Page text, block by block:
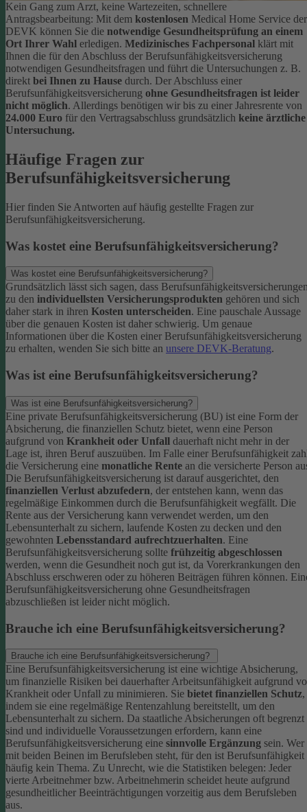
Kein Gang zum Arzt, keine Wartezeiten, schnellere
Antragsbearbeitung: Mit dem kostenlosen Medical Home Service der
DEVK können Sie die notwendige Gesundheitsprüfung an einem
Ort Ihrer Wahl erledigen. Medizinisches Fachpersonal klärt mit
Ihnen die für den Abschluss der Berufsunfähigkeitsversicherung
notwendigen Gesundheitsfragen und führt die Untersuchungen z. B.
direkt bei Ihnen zu Hause durch. Der Abschluss einer
Berufsunfähigkeitsversicherung ohne Gesundheitsfragen ist leider
nicht möglich. Allerdings benötigen wir bis zu einer Jahresrente von
24.000 Euro für den Vertragsabschluss grundsätzlich keine ärztliche
Untersuchung.
Häufige Fragen zur
Berufsunfähigkeitsversicherung
Hier finden Sie Antworten auf häufig gestellte Fragen zur
Berufsunfähigkeitsversicherung.
Was kostet eine Berufsunfähigkeitsversicherung?
Was kostet eine Berufsunfähigkeitsversicherung?
Grundsätzlich lässt sich sagen, dass
zu den individuellsten Versicherungsprodukten gehören und sich
daher stark in ihren Kosten unterscheiden. Eine pauschale Aussage
über die genauen Kosten ist daher schwierig. Um genaue
Informationen über die Kosten einer Berufsunfähigkeitsversicherung
zu erhalten, wenden Sie sich bitte an unsere DEVK-Beratung.
Was ist eine Berufsunfähigkeitsversicherung?
Was ist eine Berufsunfähigkeitsversicherung?
Eine private Berufsunfähigkeitsversicherung (BU) ist eine Form der
Absicherung, die finanziellen Schutz bietet, wenn eine Person
aufgrund von Krankheit oder Unfall dauerhaft nicht mehr in der
Lage ist, ihren Beruf auszuüben. Im Falle einer Berufsunfähigkeit
die Versicherung eine monatliche Rente an die versicherte Person
Die Berufsunfähigkeitsversicherung ist darauf ausgerichtet, den
finanziellen Verlust abzufedern, der entstehen kann, wenn das
regelmäßige Einkommen durch die Berufsunfähigkeit wegfällt. Die
Rente aus der Versicherung kann verwendet werden, um den
Lebensunterhalt zu sichern, laufende Kosten zu decken und den
gewohnten Lebensstandard aufrechtzuerhalten. Eine
Berufsunfähigkeitsversicherung sollte frühzeitig abgeschlossen
werden, wenn die Gesundheit noch gut ist, da Vorerkrankungen den
Abschluss erschweren oder zu höheren Beiträgen führen können.
Berufsunfähigkeitsversicherung ohne Gesundheitsfragen
abzuschließen ist leider nicht möglich.
Brauche ich eine Berufsunfähigkeitsversicherung?
Brauche ich eine Berufsunfähigkeitsversicherung?
Eine Berufsunfähigkeitsversicherung ist eine wichtige Absicherung,
um finanzielle Risiken bei dauerhafter Arbeitsunfähigkeit aufgrund
Krankheit oder Unfall zu minimieren. Sie bietet finanziellen Schutz,
indem sie eine regelmäßige Rentenzahlung bereitstellt, um den
Lebensunterhalt zu sichern. Da staatliche Absicherungen oft begrenzt
sind und individuelle Voraussetzungen erfordern, kann eine
Berufsunfähigkeitsversicherung eine sinnvolle Ergänzung sein. Wer
mit beiden Beinen im Berufsleben steht, für den ist Berufsunfähigkeit
häufig kein Thema. Zu Unrecht, wie die Statistiken belegen: Jeder
vierte Arbeitnehmer bzw. Arbeitnehmerin scheidet heute aufgrund
gesundheitlicher Beeinträchtigungen vorzeitig aus dem Berufsleben
aus.